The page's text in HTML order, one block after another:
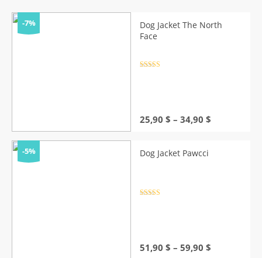
-7%
Dog Jacket The North
Face
25,90 $ – 34,90 $
-5% Dog Jacket Pawcci
51,90 $ – 59,90 $